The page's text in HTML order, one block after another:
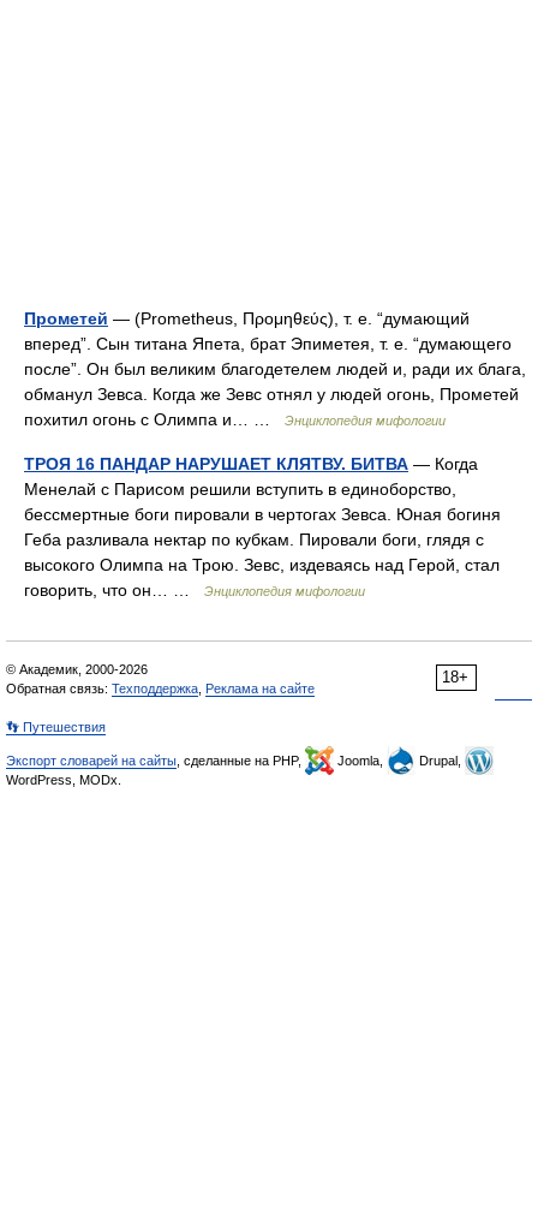
Прометей — (Prometheus, Προμηθεύς), т. е. “думающий
вперед”. Сын титана Япета, брат Эпиметея, т. е. “думающего
после”. Он был великим благодетелем людей и, ради их блага,
обманул Зевса. Когда же Зевс отнял у людей огонь, Прометей
похитил огонь с Олимпа и… …
Энциклопедия мифологии
ТРОЯ 16 ПАНДАР НАРУШАЕТ КЛЯТВУ. БИТВА — Когда
Менелай с Парисом решили вступить в единоборство,
бессмертные боги пировали в чертогах Зевса. Юная богиня
Геба разливала нектар по кубкам. Пировали боги, глядя с
высокого Олимпа на Трою. Зевс, издеваясь над Герой, стал
говорить, что он… …
Энциклопедия мифологии
18+
© Академик, 2000-2026
Обратная связь: Техподдержка Реклама на сайте
👣 Путешествия
Экспорт словарей на сайты , сделанные на PHP, Joomla,
Drupal,
WordPress, MODx.